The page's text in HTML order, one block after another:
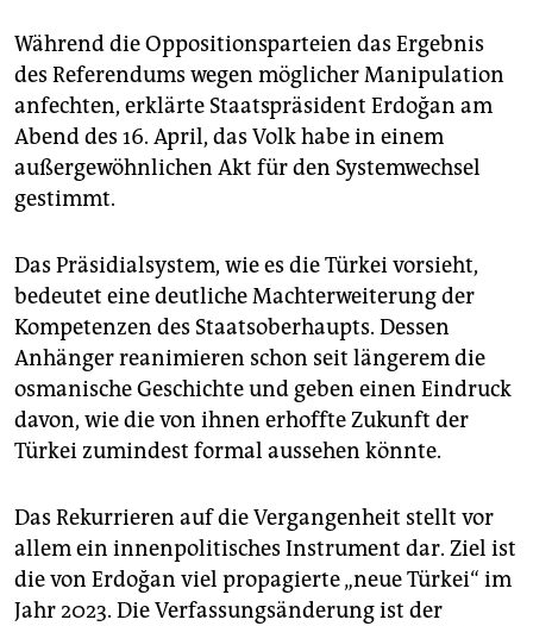
fragen & hilfe
unterstützen
abo
genossenschaft
Während die Oppositionsparteien das Ergebnis
des Referendums wegen möglicher Manipulation
anfechten, erklärte Staatspräsident Erdoğan am
Abend des 16. April, das Volk habe in einem
außergewöhnlichen Akt für den Systemwechsel
gestimmt.
Das Präsidialsystem, wie es die Türkei vorsieht,
bedeutet eine deutliche Machterweiterung der
Kompetenzen des Staatsoberhaupts. Dessen
Anhänger reanimieren schon seit längerem die
osmanische Geschichte und geben einen Eindruck
davon, wie die von ihnen erhoffte Zukunft der
Türkei zumindest formal aussehen könnte.
Das Rekurrieren auf die Vergangenheit stellt vor
allem ein innenpolitisches Instrument dar. Ziel ist
die von Erdoğan viel propagierte „neue Türkei“ im
Jahr 2023. Die Verfassungsänderung ist der